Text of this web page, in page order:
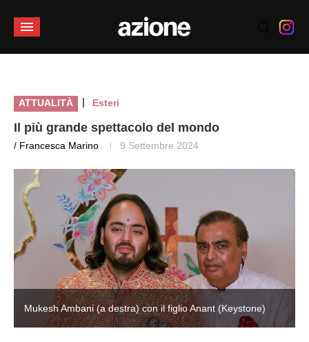
ATTUALITÀ | Esteri
Il più grande spettacolo del mondo
/ Francesca Marino 9 Settembre 2024
Mukesh Ambani (a destra) con il figlio Anant (Keystone)